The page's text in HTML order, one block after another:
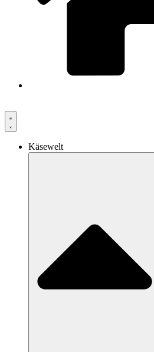
Käsewelt